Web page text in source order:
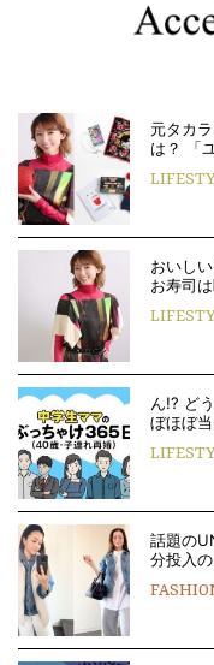
元タカ
は？ 「
おいし
お寿司
ん!? ど
ぼほぼ
話題の
分投入